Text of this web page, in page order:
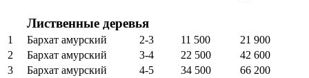
Лиственные деревья
1 Бархат амурский 2-3 11 500
21 900
2
Бархат амурский 3-4 22 500
42 600
3
Бархат амурский 4-5 34 500
66 200